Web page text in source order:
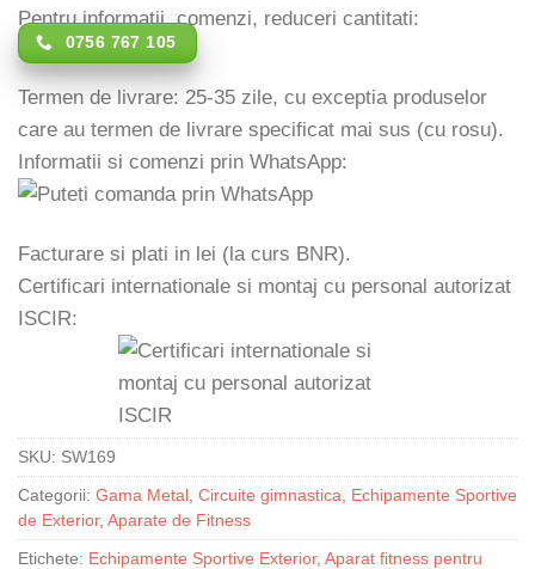
Pentru informatii, comenzi, reduceri cantitati:
0756 767 105
Termen de livrare: 25-35 zile, cu exceptia produselor
care au termen de livrare specificat mai sus (cu rosu).
Informatii si comenzi prin WhatsApp:
Facturare si plati in lei (la curs BNR).
Certificari internationale si montaj cu personal autorizat
ISCIR:
SKU: SW169
Categorii: Gama Metal Circuite gimnastica
Echipamente Sportive
de Exterior, Aparate de Fitness
Etichete: Echipamente Sportive Exterior, Aparat fitness pentru